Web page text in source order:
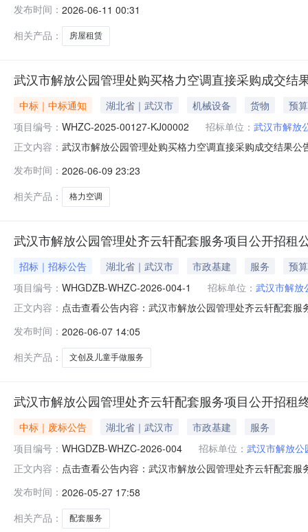
发布时间： 2026-06-11 00:31
相关产品：
房屋租赁
武汉市解放公园管理处购买格力空调直接采购成交结
中标｜中标通知 湖北省｜武汉市 机械设备 货物
预
项目编号： WHZC-2025-00127-KJ00002 招标单位： 武汉市解放
正文内容： 武汉市解放公园管理处购买格力空调直接采购成交结果
公园内采购单位联系人：仇女士采购单位联系电话：
发布时间： 2026-06-09 23:23
相关产品：
格力空调
武汉市解放公园管理处齐云轩配套服务项目公开招租
招标｜招标公告 湖北省｜武汉市 市政基建 服务
预
项目编号： WHGDZB-WHZC-2026-004-1 招标单位： 武汉市解放
正文内容： 点击查看公告内容：武汉市解放公园管理处齐云轩配套
发布时间： 2026-06-07 14:05
相关产品：
文创及儿童手做服务
武汉市解放公园管理处齐云轩配套服务项目公开招租
中标｜废标公告 湖北省｜武汉市 市政基建
服务
项目编号： WHGDZB-WHZC-2026-004 招标单位： 武汉市解放公
正文内容： 点击查看公告内容：武汉市解放公园管理处齐云轩配套
发布时间： 2026-05-27 17:58
相关产品：
配套服务